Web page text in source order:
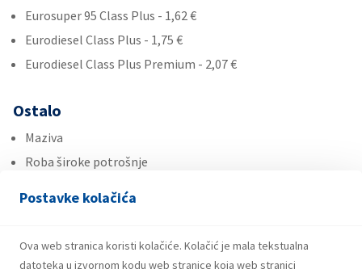
Postavke kolačića
Ova web stranica koristi kolačiće. Kolačić je mala tekstualna
datoteka u izvornom kodu web stranice koja web stranici
Eurosuper 95 Class Plus - 1,62 €
Eurodiesel Class Plus - 1,75 €
Eurodiesel Class Plus Premium - 2,07 €
Ostalo
Maziva
Roba široke potrošnje
Plin u bocama